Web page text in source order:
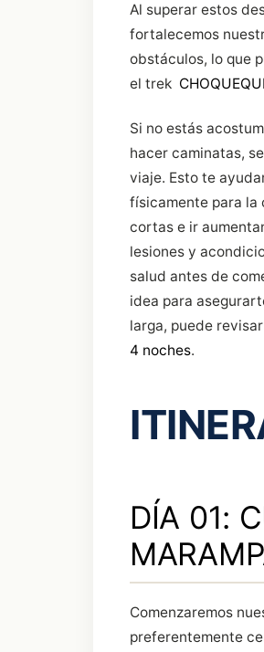
Al superar estos
fortalecemos
obstáculos, lo que
el trek
Si no estás
hacer caminatas,
viaje. Esto te
físicamente para la
cortas e ir
lesiones y
salud antes de
idea para
larga, puede
4 noches.
DÍA 01:
Comenzaremos
preferentemente